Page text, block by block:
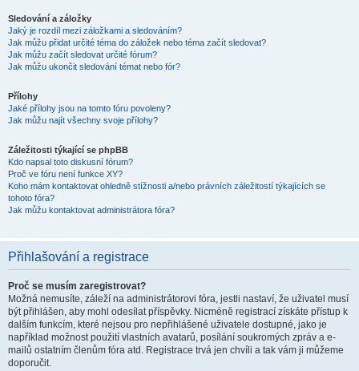
Sledování a záložky
Jaký je rozdíl mezi záložkami a sledováním?
Jak můžu přidat určité téma do záložek nebo téma začít sledovat?
Jak můžu začít sledovat určité fórum?
Jak můžu ukončit sledování témat nebo fór?
Přílohy
Jaké přílohy jsou na tomto fóru povoleny?
Jak můžu najít všechny svoje přílohy?
Záležitosti týkající se phpBB
Kdo napsal toto diskusní fórum?
Proč ve fóru není funkce XY?
Koho mám kontaktovat ohledně stížnosti a/nebo právních záležitostí týkajících se
tohoto fóra?
Jak můžu kontaktovat administrátora fóra?
Přihlašování a registrace
Proč se musím zaregistrovat?
Možná nemusíte, záleží na administrátorovi fóra, jestli nastaví, že uživatel musí
být přihlášen, aby mohl odesílat příspěvky. Nicméně registrací získáte přístup k
dalším funkcím, které nejsou pro nepřihlášené uživatele dostupné, jako je
například možnost použití vlastních avatarů, posílání soukromých zpráv a e-
mailů ostatním členům fóra atd. Registrace trvá jen chvíli a tak vám ji můžeme
doporučit.